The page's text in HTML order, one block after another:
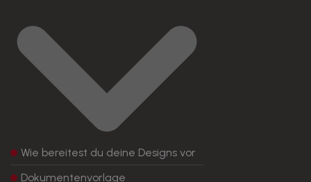
Wie bereitest du deine Designs vor
Dokumentenvorlage